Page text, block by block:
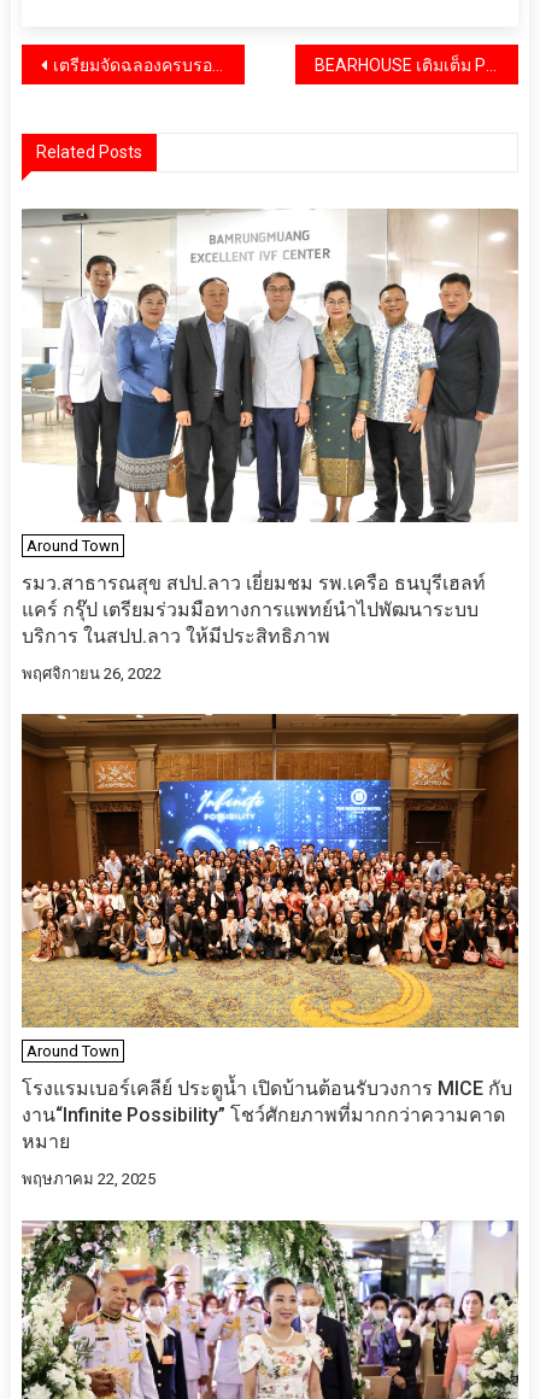
แนะแนว
เตรียมจัดฉลองครบรอบ 22 ปี HiSoParty
Related Posts
Around Town
รมว.สาธารณสุข สปป.ลาว เยี่ยมชม รพ.เครือ ธนบุรีเฮลท์
แคร์ กรุ๊ป เตรียมร่วมมือทางการแพทย์นำไปพัฒนาระบบ
บริการ ในสปป.ลาว ให้มีประสิทธิภาพ
พฤศจิกายน 26, 2022
Around Town
โรงแรมเบอร์เคลีย์ ประตูน้ำ เปิดบ้านต้อนรับวงการ MICE กับ
งาน“Infinite Possibility” โชว์ศักยภาพที่มากกว่าความคาด
หมาย
พฤษภาคม 22, 2025